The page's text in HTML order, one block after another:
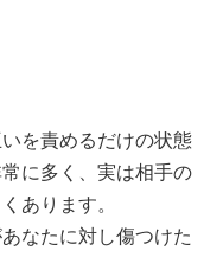
を責めるだけの状態
に多く、実は相手の
あります。
なたに対し傷つけた